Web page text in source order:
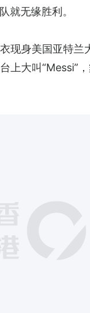
就无缘胜利。
现身美国亚特
上大叫“Messi”